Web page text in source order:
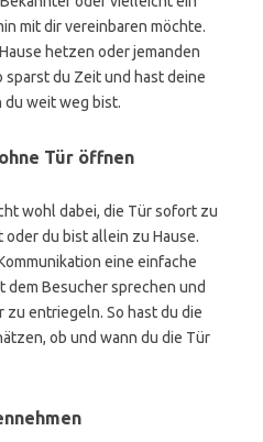
mit dir vereinbaren möchte.
hetzen oder jemanden
du Zeit und hast deine
du weit weg bist.
Tür öffnen
wohl dabei, die Tür sofort zu
du bist allein zu Hause.
eine einfache
dem Besucher sprechen und
zu entriegeln. So hast du die
ob und wann du die Tür